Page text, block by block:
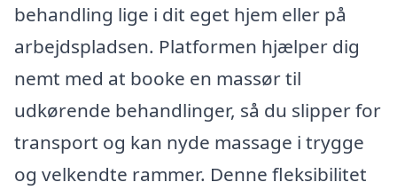
behandling lige i dit eget hjem eller på
arbejdspladsen. Platformen hjælper dig
nemt med at booke en massør til
udkørende behandlinger, så du slipper for
transport og kan nyde massage i trygge
og velkendte rammer. Denne fleksibilitet